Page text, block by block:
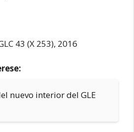
nuevo interior del GLE